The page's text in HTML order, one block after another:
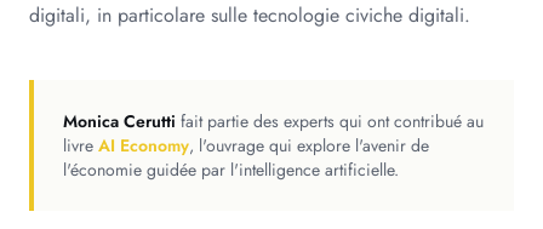
digitali, in particolare sulle tecnologie civiche digitali.
Monica Cerutti fait partie des experts qui ont contribué au
livre AI Economy, l'ouvrage qui explore l'avenir de
l'économie guidée par l'intelligence artificielle.